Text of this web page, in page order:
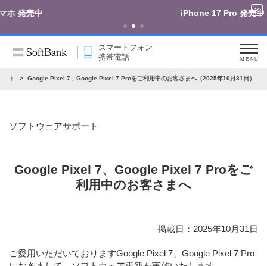
スマートフォン
携帯電話
MENU
ート Google Pixel 7、Google Pixel 7 Proをご利用中のお客さまへ（2025年10月31日）
ソフトウェアサポート
Google Pixel 7、Google Pixel 7 Proをご
利用中のお客さまへ
掲載日：2025年10月31日
ご愛用いただいておりますGoogle Pixel 7、Google Pixel 7 Pro